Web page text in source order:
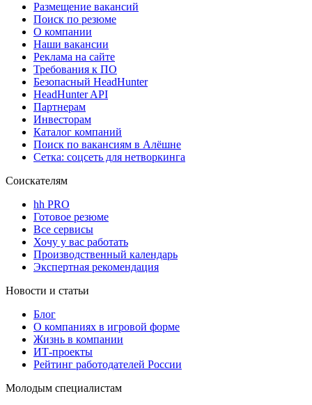
Размещение вакансий
Поиск по резюме
О компании
Наши вакансии
Реклама на сайте
Требования к ПО
Безопасный HeadHunter
HeadHunter API
Партнерам
Инвесторам
Каталог компаний
Поиск по вакансиям в Алёшне
Сетка: соцсеть для нетворкинга
Соискателям
hh PRO
Готовое резюме
Все сервисы
Хочу у вас работать
Производственный календарь
Экспертная рекомендация
Новости и статьи
Блог
О компаниях в игровой форме
Жизнь в компании
ИТ-проекты
Рейтинг работодателей России
Молодым специалистам